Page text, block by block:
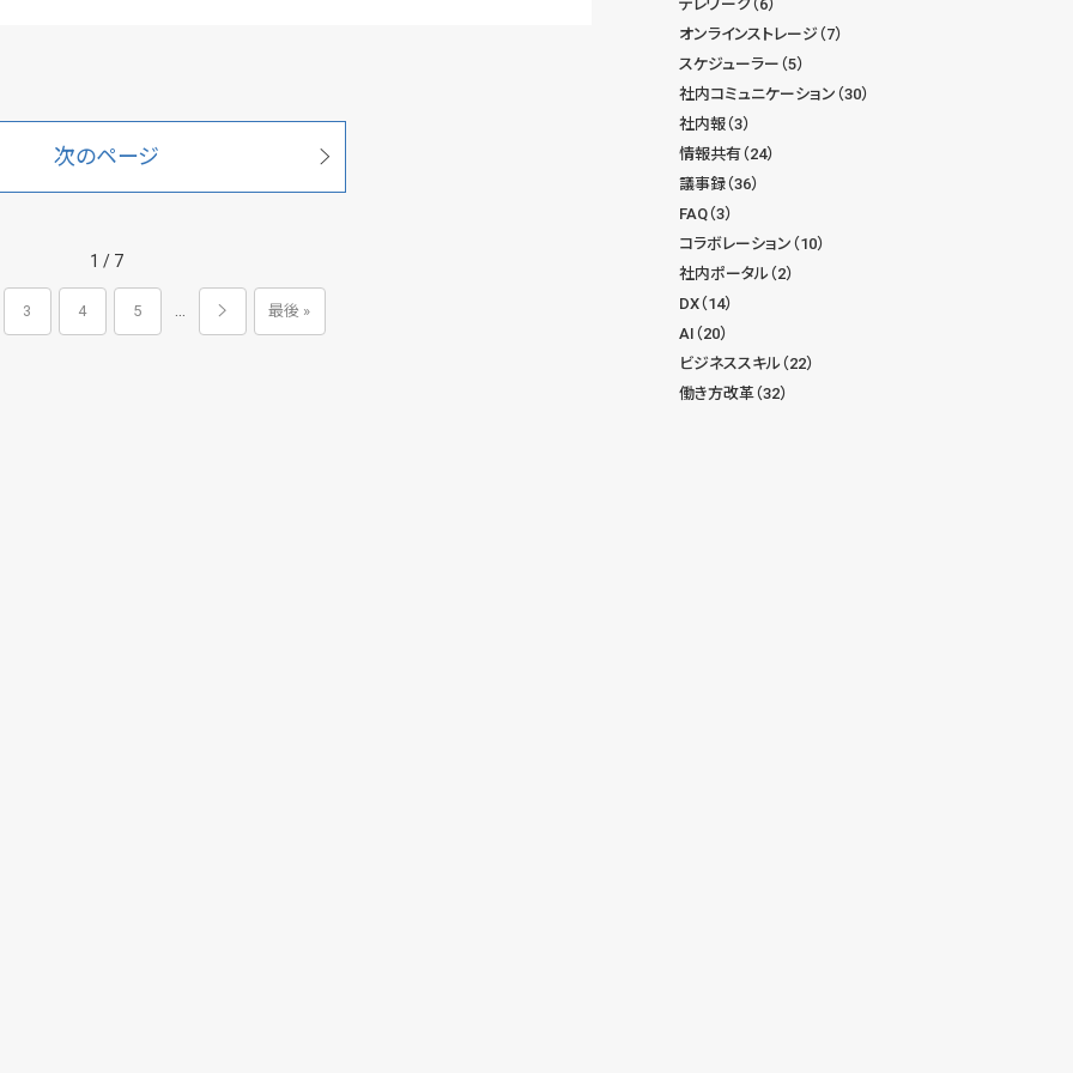
次のページ
1 / 7
3 4 5 ... 最後 »
テレワーク（6）
オンラインストレージ（7）
スケジューラー（5）
社内コミュニケーション（30）
社内報（3）
情報共有（24）
議事録（36）
FAQ（3）
コラボレーション（10）
社内ポータル（2）
DX（14）
AI（20）
ビジネススキル（22）
働き方改革（32）